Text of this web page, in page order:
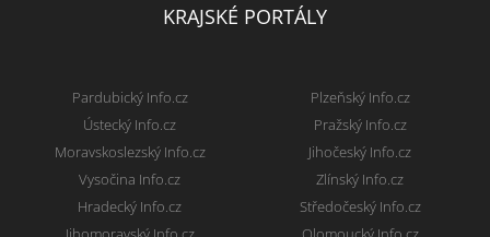
KRAJSKÉ PORTÁLY
Pardubický Info.cz
Ústecký Info.cz
Moravskoslezský Info.cz
Vysočina Info.cz
Hradecký Info.cz
Plzeňský Info.cz
Pražský Info.cz
Jihočeský Info.cz
Zlínský Info.cz
Středočeský Info.cz